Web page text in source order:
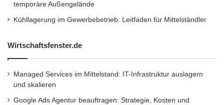
temporäre Außengelände
Kühllagerung im Gewerbebetrieb: Leitfaden für Mittelständler
Wirtschaftsfenster.de
Managed Services im Mittelstand: IT-Infrastruktur auslagern
und skalieren
Google Ads Agentur beauftragen: Strategie, Kosten und